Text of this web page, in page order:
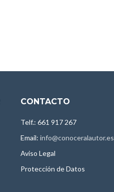
CONTACTO
Telf.: 661 917 267
Email: info@conoceralautor.es
Aviso Legal
Protección de Datos